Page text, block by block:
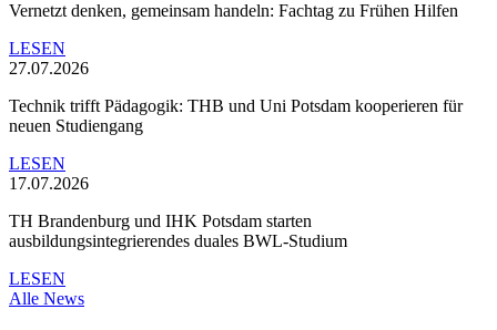
Vernetzt denken, gemeinsam handeln: Fachtag zu Frühen Hilfen
LESEN
27.07.2026
Technik trifft Pädagogik: THB und Uni Potsdam kooperieren für
neuen Studiengang
LESEN
17.07.2026
TH Brandenburg und IHK Potsdam starten
ausbildungsintegrierendes duales BWL-Studium
LESEN
Alle News